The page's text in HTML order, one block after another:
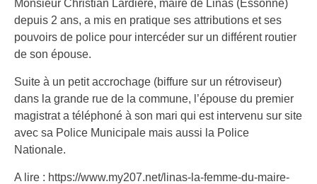
Monsieur Christian Lardière, maire de Linas (Essonne)
depuis 2 ans, a mis en pratique ses attributions et ses
pouvoirs de police pour intercéder sur un différent routier
de son épouse.
Suite à un petit accrochage (biffure sur un rétroviseur)
dans la grande rue de la commune, l’épouse du premier
magistrat a téléphoné à son mari qui est intervenu sur site
avec sa Police Municipale mais aussi la Police
Nationale.
A lire : https://www.my207.net/linas-la-femme-du-maire-